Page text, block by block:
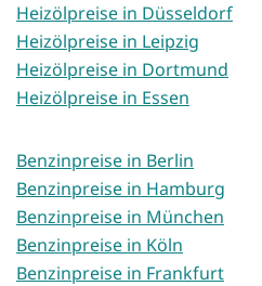
Heizölpreise in Düsseldorf
Heizölpreise in Leipzig
Heizölpreise in Dortmund
Heizölpreise in Essen
Benzinpreise in Berlin
Benzinpreise in Hamburg
Benzinpreise in München
Benzinpreise in Köln
Benzinpreise in Frankfurt